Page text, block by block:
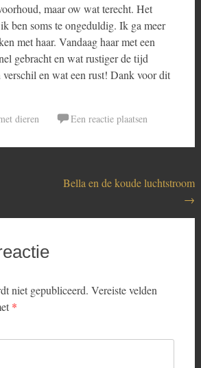
maar ow wat terecht. Het
ben soms te ongeduldig. Ik ga meer
met haar. Vandaag haar met een
gebracht en wat rustiger de tijd
verschil en wat een rust! Dank voor dit
dieren Een reactie plaatsen
Bella en de koude luchtstroom
→
niet gepubliceerd. Vereiste velden
*